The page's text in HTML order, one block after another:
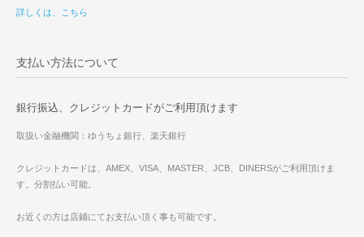
詳しくは、こちら
支払い方法について
銀行振込、クレジットカードがご利用頂けます
取扱い金融機関：ゆうちょ銀行、楽天銀行
クレジットカードは、AMEX、VISA、MASTER、JCB、DINERSがご利用頂けま
す。分割払い可能。
お近くの方は店鋪にてお支払い頂く事も可能です。